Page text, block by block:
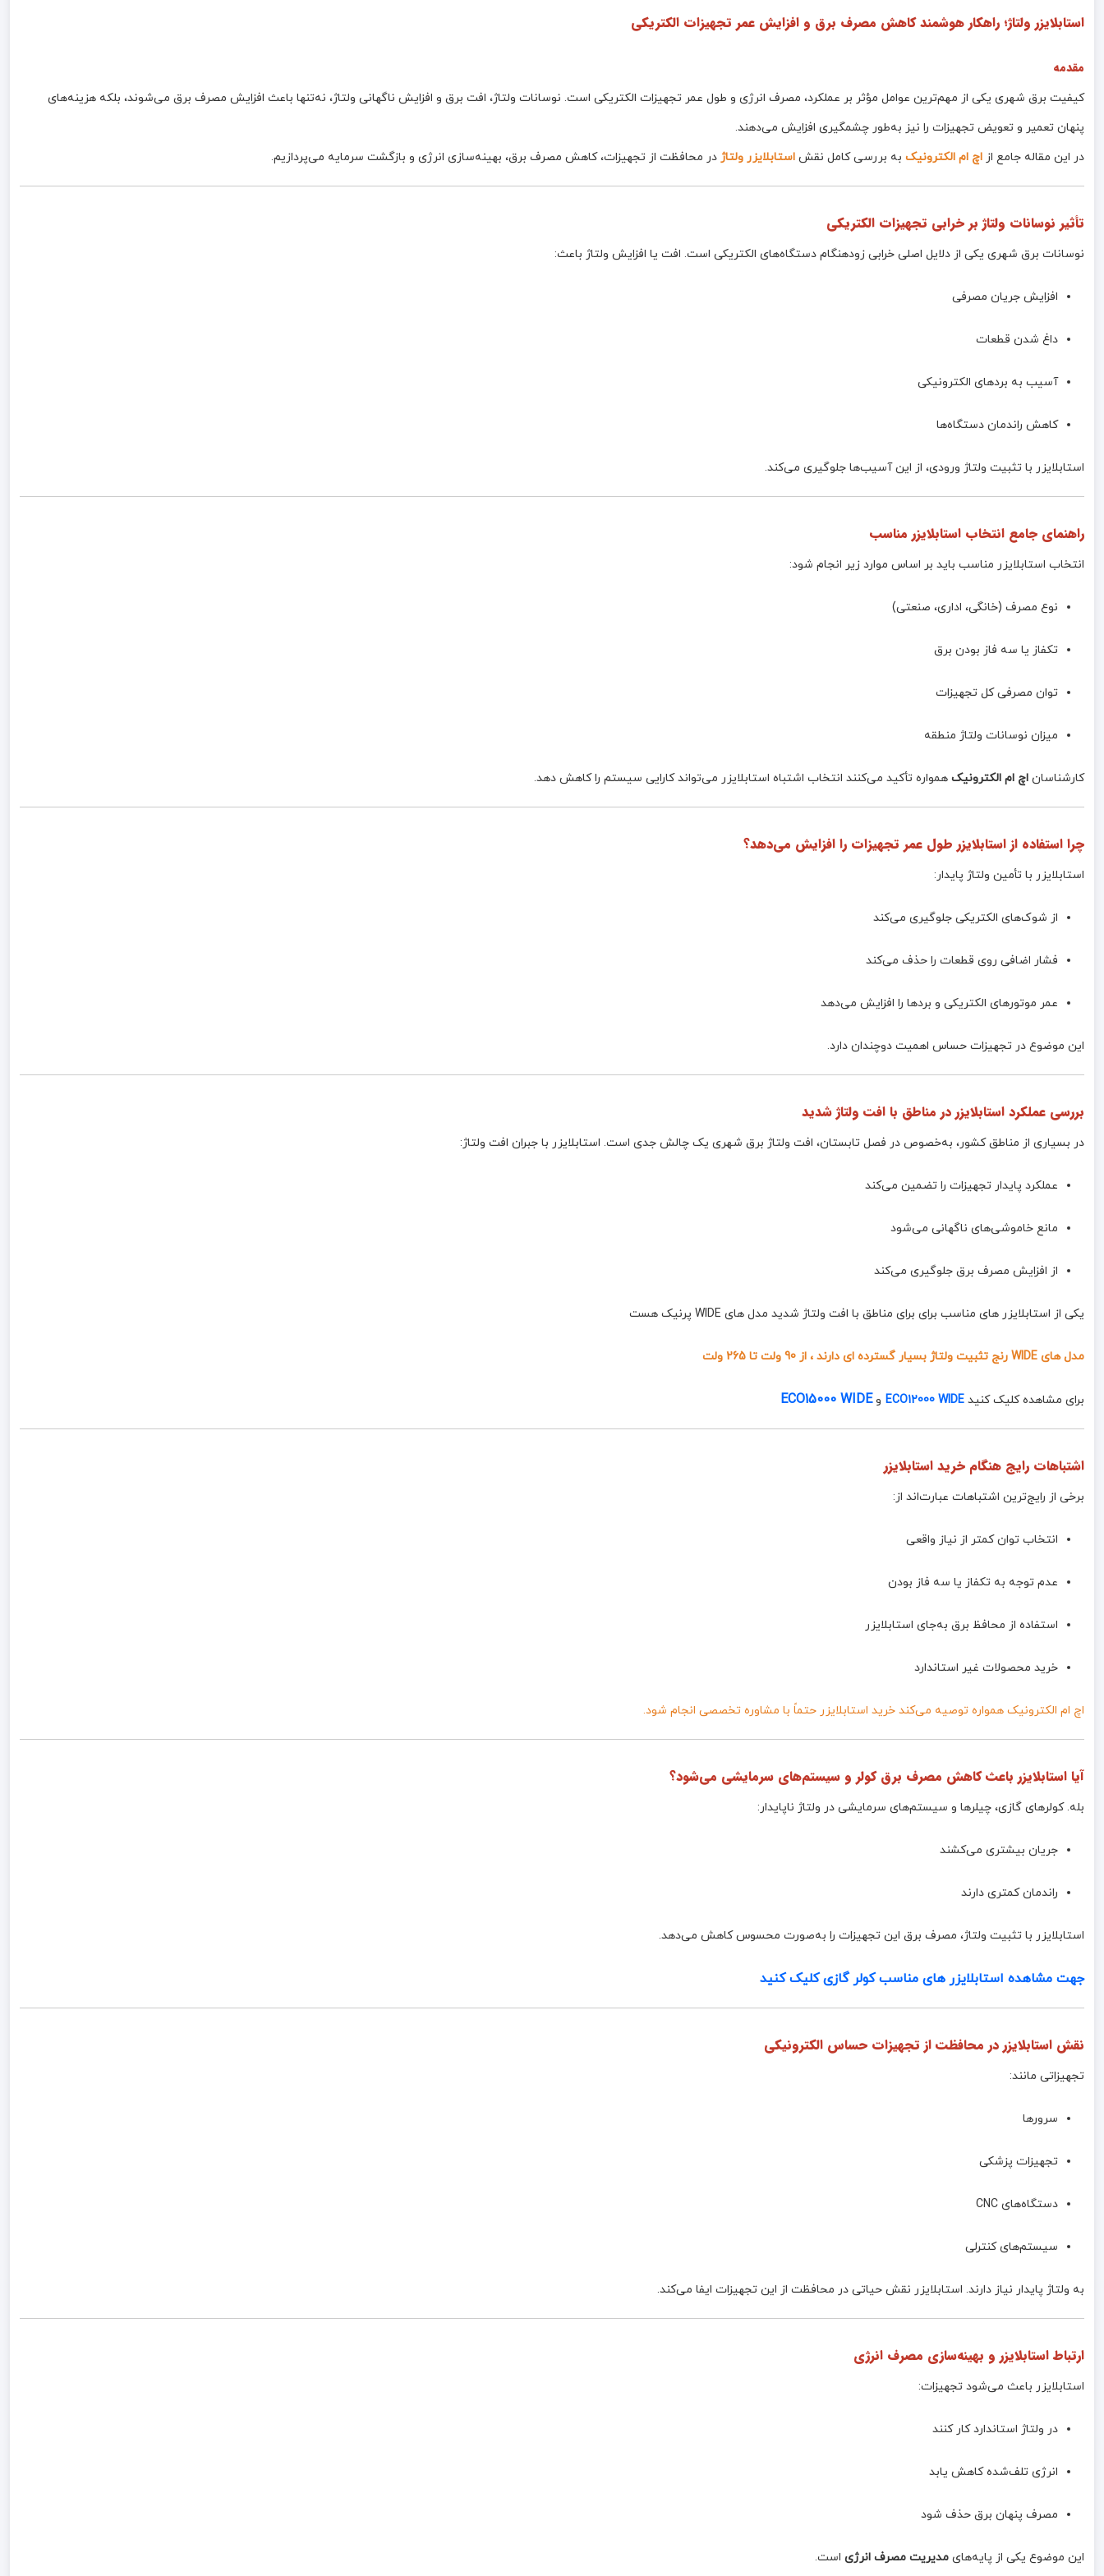
استابلایزر ولتاژ؛ راهکار هوشمند کاهش مصرف برق و افزایش عمر تجهیزات الکتریکی
مقدمه
کیفیت برق شهری یکی از مهم‌ترین عوامل مؤثر بر عملکرد، مصرف انرژی و طول عمر تجهیزات الکتریکی است. نوسانات ولتاژ، افت برق و افزایش ناگهانی ولتاژ، نه‌تنها باعث افزایش مصرف برق می‌شوند، بلکه هزینه‌های
پنهان تعمیر و تعویض تجهیزات را نیز به‌طور چشمگیری افزایش می‌دهند.
در این مقاله جامع از اچ ام الکترونیک به بررسی کامل نقش استابلایزر ولتاژ در محافظت از تجهیزات، کاهش مصرف برق، بهینه‌سازی انرژی و بازگشت سرمایه می‌پردازیم.
تأثیر نوسانات ولتاژ بر خرابی تجهیزات الکتریکی
نوسانات برق شهری یکی از دلایل اصلی خرابی زودهنگام دستگاه‌های الکتریکی است. افت یا افزایش ولتاژ باعث:
افزایش جریان مصرفی
داغ شدن قطعات
آسیب به بردهای الکترونیکی
کاهش راندمان دستگاه‌ها
استابلایزر با تثبیت ولتاژ ورودی، از این آسیب‌ها جلوگیری می‌کند.
راهنمای جامع انتخاب استابلایزر مناسب
انتخاب استابلایزر مناسب باید بر اساس موارد زیر انجام شود:
نوع مصرف (خانگی، اداری، صنعتی)
تکفاز یا سه فاز بودن برق
توان مصرفی کل تجهیزات
میزان نوسانات ولتاژ منطقه
کارشناسان اچ ام الکترونیک همواره تأکید می‌کنند انتخاب اشتباه استابلایزر می‌تواند کارایی سیستم را کاهش دهد.
چرا استفاده از استابلایزر طول عمر تجهیزات را افزایش می‌دهد؟
استابلایزر با تأمین ولتاژ پایدار:
از شوک‌های الکتریکی جلوگیری می‌کند
فشار اضافی روی قطعات را حذف می‌کند
عمر موتورهای الکتریکی و بردها را افزایش می‌دهد
این موضوع در تجهیزات حساس اهمیت دوچندان دارد.
بررسی عملکرد استابلایزر در مناطق با افت ولتاژ شدید
در بسیاری از مناطق کشور، به‌خصوص در فصل تابستان، افت ولتاژ برق شهری یک چالش جدی است. استابلایزر با جبران افت ولتاژ:
عملکرد پایدار تجهیزات را تضمین می‌کند
مانع خاموشی‌های ناگهانی می‌شود
از افزایش مصرف برق جلوگیری می‌کند
یکی از استابلایزر های مناسب برای برای مناطق با افت ولتاژ شدید مدل های WIDE پرنیک هست
مدل های WIDE رنج تثبیت ولتاژ بسیار گسترده ای دارند ، از 90 ولت تا 265 ولت
برای مشاهده کلیک کنید ECO12000 WIDE وECO15000 WIDE
اشتباهات رایج هنگام خرید استابلایزر
برخی از رایج‌ترین اشتباهات عبارت‌اند از:
انتخاب توان کمتر از نیاز واقعی
عدم توجه به تکفاز یا سه فاز بودن
استفاده از محافظ برق به‌جای استابلایزر
خرید محصولات غیر استاندارد
اچ ام الکترونیک همواره توصیه می‌کند خرید استابلایزر حتماً با مشاوره تخصصی انجام شود.
آیا استابلایزر باعث کاهش مصرف برق کولر و سیستم‌های سرمایشی می‌شود؟
بله. کولرهای گازی، چیلرها و سیستم‌های سرمایشی در ولتاژ ناپایدار:
جریان بیشتری می‌کشند
راندمان کمتری دارند
استابلایزر با تثبیت ولتاژ، مصرف برق این تجهیزات را به‌صورت محسوس کاهش می‌دهد.
جهت مشاهده استابلایزر های مناسب کولر گازی کلیک کنید
نقش استابلایزر در محافظت از تجهیزات حساس الکترونیکی
تجهیزاتی مانند:
سرورها
تجهیزات پزشکی
دستگاه‌های CNC
سیستم‌های کنترلی
به ولتاژ پایدار نیاز دارند. استابلایزر نقش حیاتی در محافظت از این تجهیزات ایفا می‌کند.
ارتباط استابلایزر و بهینه‌سازی مصرف انرژی
استابلایزر باعث می‌شود تجهیزات:
در ولتاژ استاندارد کار کنند
انرژی تلف‌شده کاهش یابد
مصرف پنهان برق حذف شود
این موضوع یکی از پایه‌های مدیریت مصرف انرژی است.